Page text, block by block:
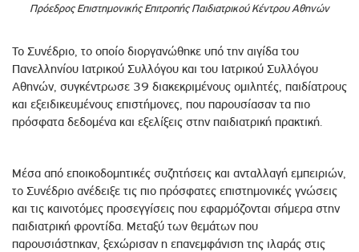
Πρόεδρος Επιστημονικής Επιτροπής Παιδιατρικού Κέντρου Αθηνών
Το Συνέδριο, το οποίο διοργανώθηκε υπό την αιγίδα του
Πανελληνίου Ιατρικού Συλλόγου και του Ιατρικού Συλλόγου
Αθηνών, συγκέντρωσε 39 διακεκριμένους ομιλητές, παιδίατρους
και εξειδικευμένους επιστήμονες, που παρουσίασαν τα πιο
πρόσφατα δεδομένα και εξελίξεις στην παιδιατρική πρακτική.
Μέσα από εποικοδομητικές συζητήσεις και ανταλλαγή εμπειριών,
το Συνέδριο ανέδειξε τις πιο πρόσφατες επιστημονικές γνώσεις
και τις καινοτόμες προσεγγίσεις που εφαρμόζονται σήμερα στην
παιδιατρική φροντίδα. Μεταξύ των θεμάτων που
παρουσιάστηκαν, ξεχώρισαν η επανεμφάνιση της ιλαράς στις